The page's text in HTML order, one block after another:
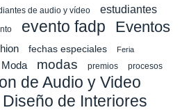
de audio y vídeo
estudiantes
evento fadp
Eventos
fechas especiales Feria
Moda modas premios procesos
de Audio y Video
de Interiores